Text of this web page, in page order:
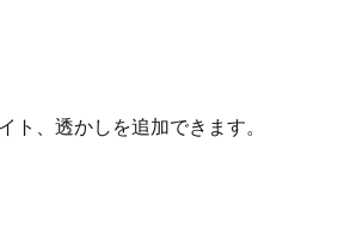
ト、透かしを追加できます。